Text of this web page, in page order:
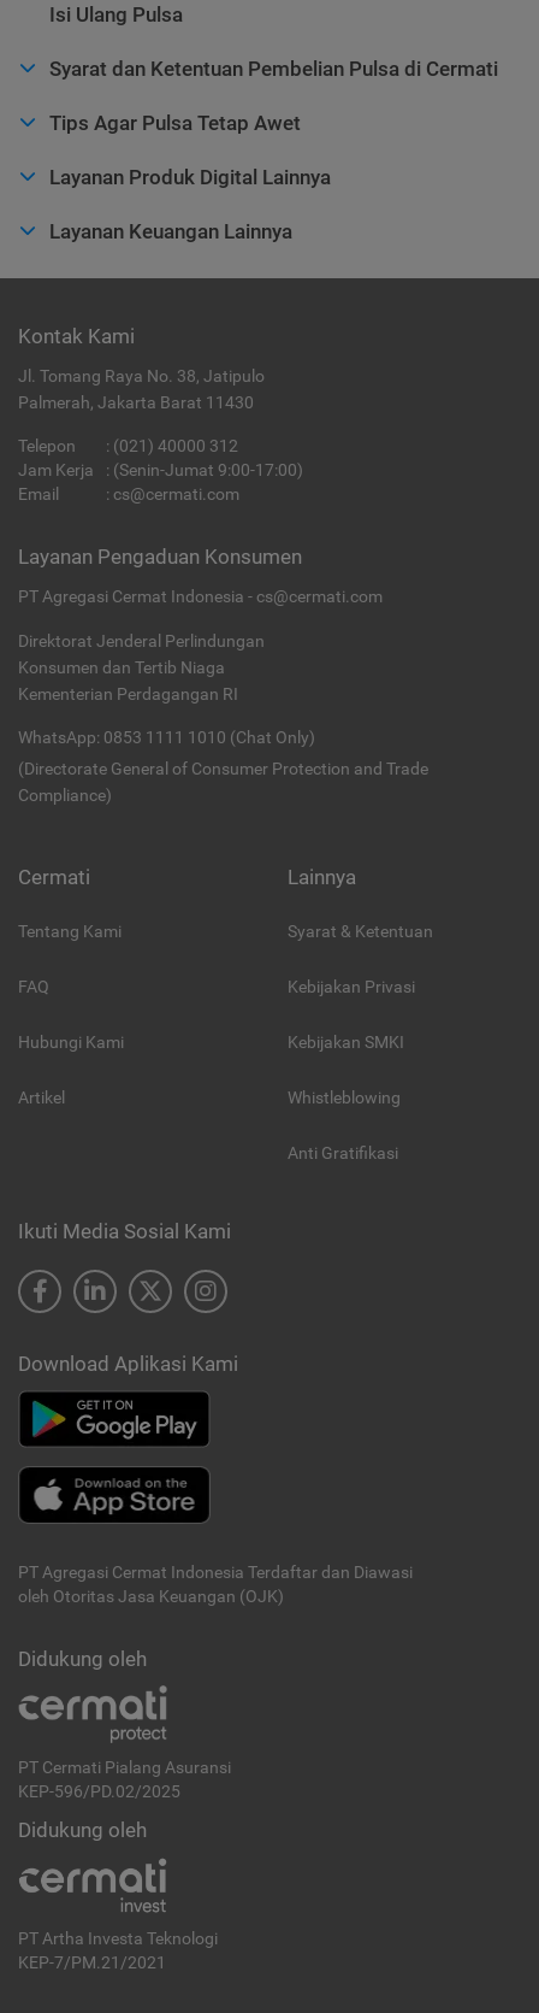
Isi Ulang Pulsa
Syarat dan Ketentuan Pembelian Pulsa di Cermati
Tips Agar Pulsa Tetap Awet
Layanan Produk Digital Lainnya
Layanan Keuangan Lainnya
Kontak Kami
Jl. Tomang Raya No. 38, Jatipulo
Palmerah, Jakarta Barat 11430
Telepon : (021) 40000 312
Jam Kerja
: (Senin-Jumat 9:00-17:00)
Email
: cs@cermati.com
Layanan Pengaduan Konsumen
PT Agregasi Cermat Indonesia - cs@cermati.com
Direktorat Jenderal Perlindungan
Konsumen dan Tertib Niaga
Kementerian Perdagangan RI
WhatsApp: 0853 1111 1010 (Chat Only)
(Directorate General of Consumer Protection and Trade
Compliance)
Cermati
Tentang Kami
FAQ
Hubungi Kami
Artikel
Lainnya
Syarat & Ketentuan
Kebijakan Privasi
Kebijakan SMKI
Whistleblowing
Anti Gratifikasi
Ikuti Media Sosial Kami
Download Aplikasi Kami
PT Agregasi Cermat Indonesia Terdaftar dan Diawasi
oleh Otoritas Jasa Keuangan (OJK)
Didukung oleh
PT Cermati Pialang Asuransi
KEP-596/PD.02/2025
Didukung oleh
PT Artha Investa Teknologi
KEP-7/PM.21/2021